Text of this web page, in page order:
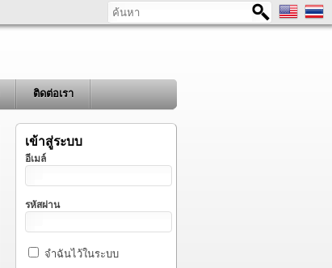
ค้นหา
ติดต่อเรา
เข้าสู่ระบบ
อีเมล์
รหัสผ่าน
จำฉันไว้ในระบบ